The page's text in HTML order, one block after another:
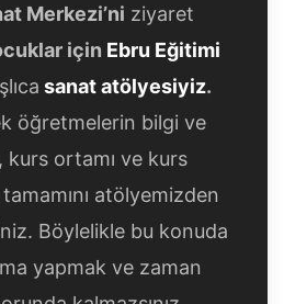
Merkezi’ni ziyaret
için Ebru Eğitimi
sanat atölyesiyiz.
öğretmelerin bilgi ve
kurs ortamı ve kurs
atölyemizden
Böylelikle bu konuda
yapmak ve zaman